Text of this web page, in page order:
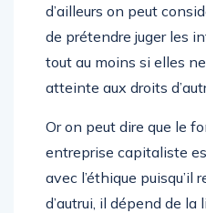
d’ailleurs on peut
de prétendre juger les
tout au moins si elles
atteinte aux droits
Or on peut dire que le
entreprise capitaliste
avec l’éthique puisqu’il
d’autrui, il dépend de